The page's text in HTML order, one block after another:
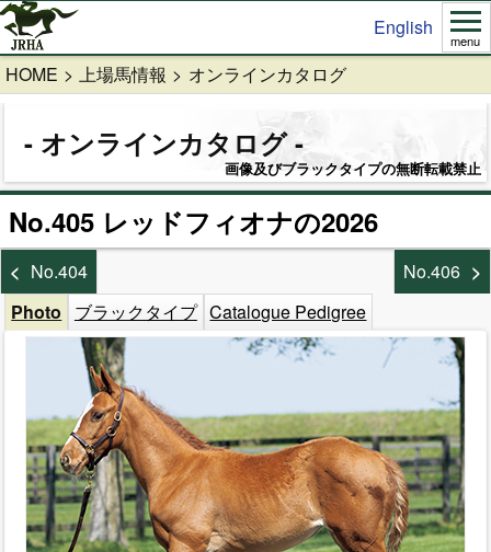
English
menu
HOME 上場馬情報 オンラインカタログ
オンラインカタログ
画像及びブラックタイプの無断転載禁止
No.405 レッドフィオナの2026
No.404
No.406
Photo
ブラックタイプ Catalogue Pedigree